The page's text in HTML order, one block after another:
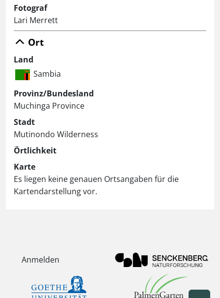
Fotograf
Lari Merrett
Ort
Land
Sambia
Provinz/Bundesland
Muchinga Province
Stadt
Mutinondo Wilderness
Örtlichkeit
Karte
Es liegen keine genauen Ortsangaben für die
Kartendarstellung vor.
Anmelden